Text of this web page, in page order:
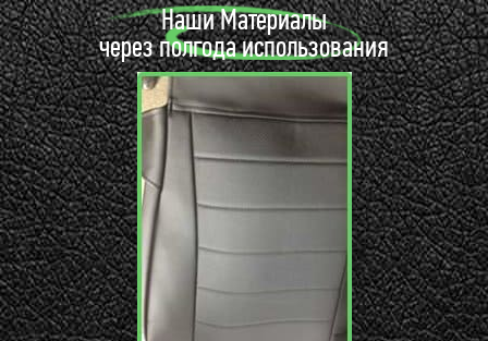
Наши Материалы
через полгода использования